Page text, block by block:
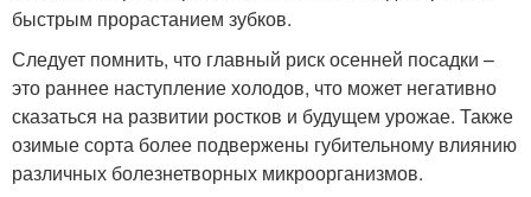
быстрым прорастанием зубков.
Следует помнить, что главный риск осенней посадки –
это раннее наступление холодов, что может негативно
сказаться на развитии ростков и будущем урожае. Также
озимые сорта более подвержены губительному влиянию
различных болезнетворных микроорганизмов.